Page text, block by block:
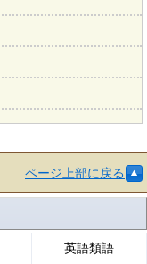
ページ上部に戻る
英語類語